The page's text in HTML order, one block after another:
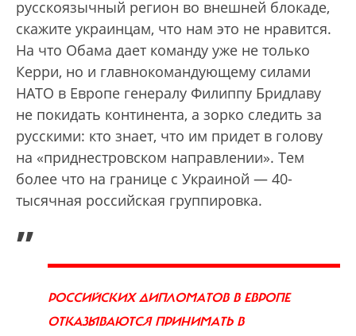
русскоязычный регион во внешней блокаде,
скажите украинцам, что нам это не нравится.
На что Обама дает команду уже не только
Керри, но и главнокомандующему силами
НАТО в Европе генералу Филиппу Бридлаву
не покидать континента, а зорко следить за
русскими: кто знает, что им придет в голову
на «приднестровском направлении». Тем
более что на границе с Украиной — 40-
тысячная российская группировка.
„
РОССИЙСКИХ ДИПЛОМАТОВ В ЕВРОПЕ
ОТКАЗЫВАЮТСЯ ПРИНИМАТЬ В